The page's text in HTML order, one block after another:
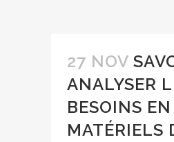
27 NOV
ANALYSER
BESOINS EN
MATÉRIELS